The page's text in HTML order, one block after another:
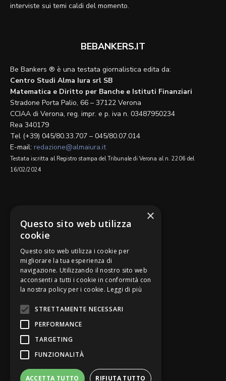
interviste sui temi caldi del momento.
BEBANKERS.IT
Be Bankers ® è una testata giornalistica edita da:
Centro Studi Alma Iura srl SB
Matematica e Diritto per Banche e Istituti Finanziari
Stradone Porta Palio, 66 – 37122 Verona
CCIAA di Verona, reg. impr. e p. iva n. 03487950234
Rea 340179
Tel (+39) 045/80.33.707 – 045/80.07.014
E-mail: redazione@almaiura.it
Testata iscritta al Registro stampa del Tribunale di Verona al n. 2206 del
16/02/2024
Be Bankers è ideato da
×
Questo sito web utilizza
cookie
Questo sito web utilizza i cookie per
migliorare la tua esperienza di
navigazione. Utilizzando il nostro sito web
acconsenti a tutti i cookie in conformità con
la nostra policy per i cookie. Leggi di più
STRETTAMENTE NECESSARI
PERFORMANCE
TARGETING
FUNZIONALITÀ
ACCETTA TUTTO RIFIUTA TUTTO